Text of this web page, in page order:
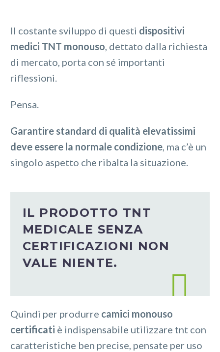
Il costante sviluppo di questi dispositivi
medici TNT monouso, dettato dalla richiesta
di mercato, porta con sé importanti
riflessioni.
Pensa.
Garantire standard di qualità elevatissimi
deve essere la normale condizione, ma c’è un
singolo aspetto che ribalta la situazione.
IL PRODOTTO TNT
MEDICALE SENZA
CERTIFICAZIONI NON
VALE NIENTE.
Quindi per produrre camici monouso
certificati è indispensabile utilizzare tnt con
caratteristiche ben precise, pensate per uso